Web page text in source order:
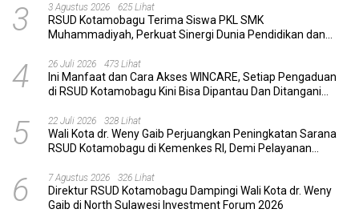
3 3 Agustus 2026 625 Lihat
RSUD Kotamobagu Terima Siswa PKL SMK
Muhammadiyah, Perkuat Sinergi Dunia Pendidikan dan
4 26 Juli 2026 473 Lihat
Ini Manfaat dan Cara Akses WINCARE, Setiap Pengaduan
di RSUD Kotamobagu Kini Bisa Dipantau Dan Ditangani
5 22 Juli 2026 328 Lihat
Wali Kota dr. Weny Gaib Perjuangkan Peningkatan Sarana
RSUD Kotamobagu di Kemenkes RI, Demi Pelayanan
6 7 Agustus 2026 326 Lihat
Direktur RSUD Kotamobagu Dampingi Wali Kota dr. Weny
Gaib di North Sulawesi Investment Forum 2026